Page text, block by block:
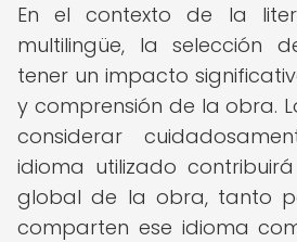
En el contexto de la
multilingüe, la selección
tener un impacto
y comprensión de la obra.
considerar
idioma utilizado
global de la obra, tanto
comparten ese idioma